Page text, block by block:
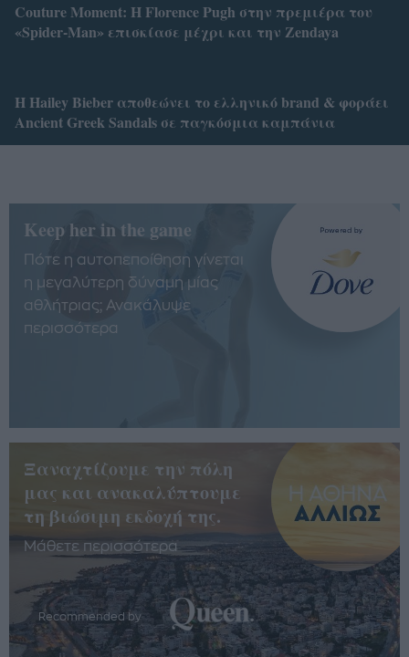
Couture Moment: Η Florence Pugh στην πρεμιέρα του
«Spider-Man» επισκίασε μέχρι και την Zendaya
Η Hailey Bieber αποθεώνει το ελληνικό brand & φοράει
Ancient Greek Sandals σε παγκόσμια καμπάνια
Keep her in the game
Πότε η αυτοπεποίθηση γίνεται
η μεγαλύτερη δύναμη μίας
αθλήτριας; Ανακάλυψε
περισσότερα
Ξαναχτίζουμε την πόλη
μας και ανακαλύπτουμε
τη βιώσιμη εκδοχή της.
Μάθετε περισσότερα
Recommended by